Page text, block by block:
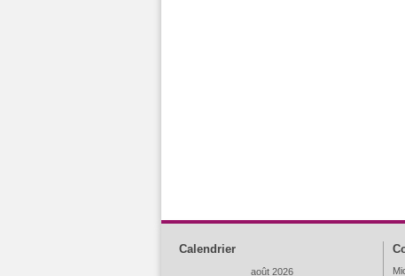
Calendrier
août 2026